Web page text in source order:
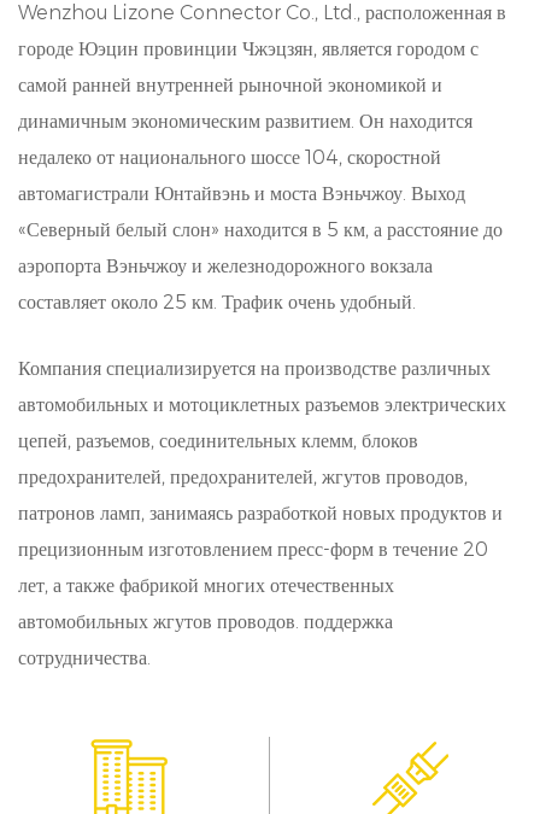
Надежная связь:
Одним из ключевых моментов
двухмиллиметрового разъема является его
непреклонная надежность в поддержании
точной механической обработкой и передовым
бесперебойная передача сигналов и снижается
риск сбоев, что повышает общую
производительность системы.
Долговечность и долговечность:
Изготовленный таким образом, чтобы
выдерживать суровые условия повседневного
использования, наш двухмиллиметровый
конструкция, в сочетании с коррозионными
Wenzhou Lizone Connector Co., Ltd., расположенная в
городе Юэцин провинции Чжэцзян, является городом с
самой ранней внутренней рыночной экономикой и
динамичным экономическим развитием. Он находится
недалеко от национального шоссе 104, скоростной
автомагистрали Юнтайвэнь и моста Вэньчжоу. Выход
«Северный белый слон» находится в 5 км, а расстояние до
аэропорта Вэньчжоу и железнодорожного вокзала
составляет около 25 км. Трафик очень удобный.
Компания специализируется на производстве различных
автомобильных и мотоциклетных разъемов электрических
цепей, разъемов, соединительных клемм, блоков
предохранителей, предохранителей, жгутов проводов,
патронов ламп, занимаясь разработкой новых продуктов и
прецизионным изготовлением пресс-форм в течение 20
лет, а также фабрикой многих отечественных
автомобильных жгутов проводов. поддержка
сотрудничества.